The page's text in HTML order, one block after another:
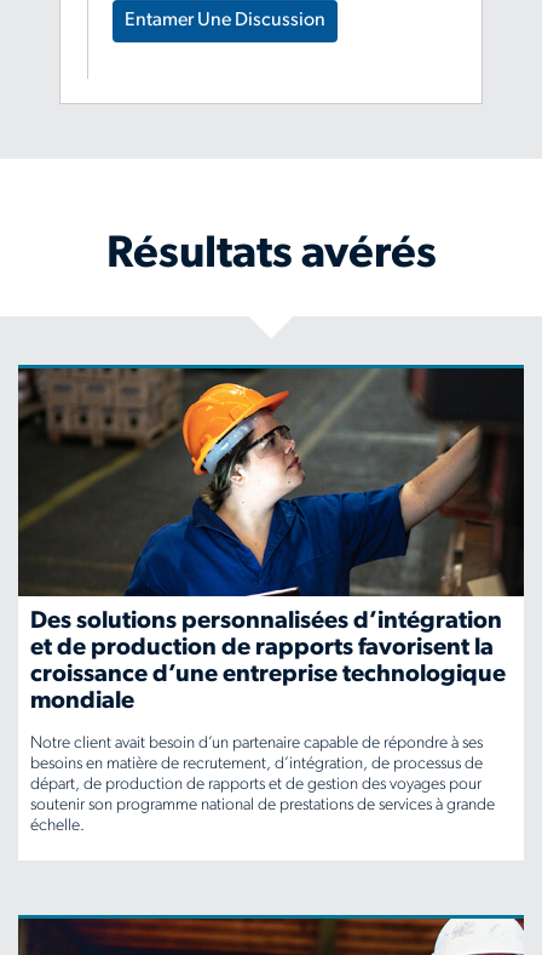
Entamer Une Discussion
Résultats avérés
Des solutions personnalisées d’intégration
et de production de rapports favorisent la
croissance d’une entreprise technologique
mondiale
Notre client avait besoin d’un partenaire capable de répondre à ses
besoins en matière de recrutement, d’intégration, de processus de
départ, de production de rapports et de gestion des voyages pour
soutenir son programme national de prestations de services à grande
échelle.
ca/insights/custom-